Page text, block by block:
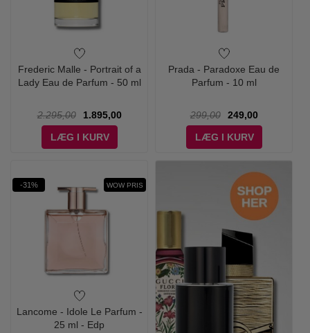
Frederic Malle - Portrait of a
Lady Eau de Parfum - 50 ml
2.295,00
1.895,00
LÆG I KURV
Prada - Paradoxe Eau de
Parfum - 10 ml
299,00
249,00
LÆG I KURV
-31% WOW PRIS
Lancome - Idole Le Parfum -
25 ml - Edp